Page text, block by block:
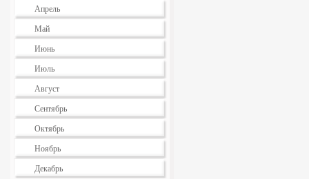
Апрель
Май
Июнь
Июль
Август
Сентябрь
Октябрь
Ноябрь
Декабрь